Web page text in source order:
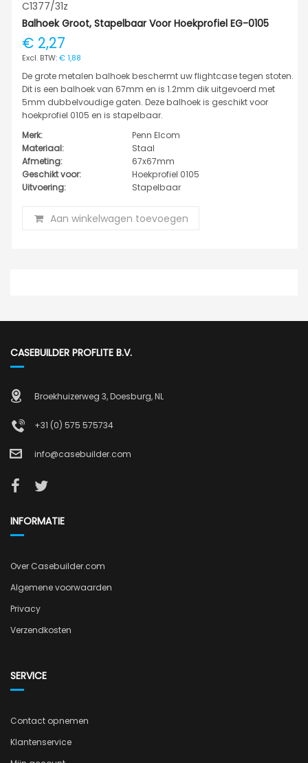
C1377/31z
Balhoek Groot, Stapelbaar Voor Hoekprofiel EG-0105
€ 2,27
€ 1,88
De grote metalen balhoek beschermt uw flightcase tegen stoten.
Dit is een balhoek van 67mm en is 1.2mm dik uitgevoerd met
5mm dubbelvoudige gaten. Deze balhoek is geschikt voor
hoekprofiel 0105 en is stapelbaar.
Merk:
Penn Elcom
Materiaal:
Staal
Afmeting:
67x67mm
Geschikt voor:
Hoekprofiel 0105
Uitvoering:
Stapelbaar
Aan winkelwagen toevoegen
CASEBUILDER PROFLITE B.V.
Broekhuizerweg 3, Doesburg, NL
+31 (0) 575 575734
info@casebuilder.com
INFORMATIE
Over Casebuilder.com
Algemene voorwaarden
Privacy
Verzendkosten
SERVICE
Contact opnemen
Klantenservice